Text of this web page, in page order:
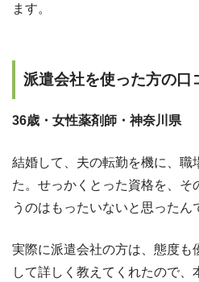
ます。
派遣会社を使った方の口
36歳・女性薬剤師・神奈川県
結婚して、夫の転勤を機に、職
た。せっかくとった資格を、そ
うのはもったいないと思ったん
実際に派遣会社の方は、態度も
して詳しく教えてくれたので、